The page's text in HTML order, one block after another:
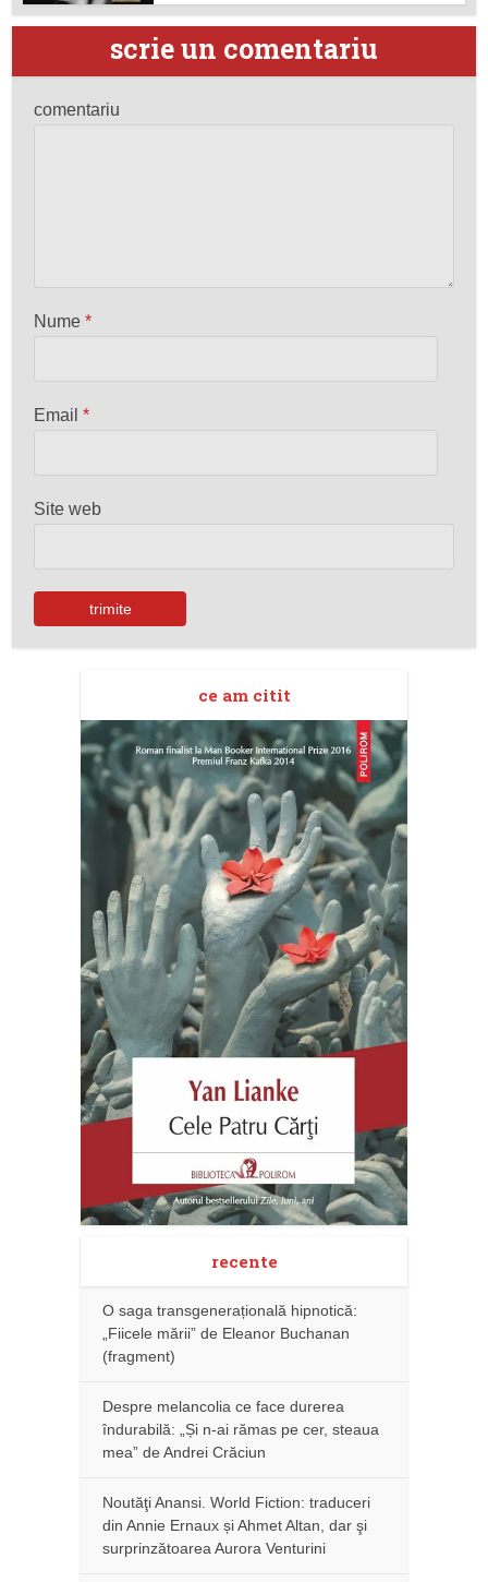
scrie un comentariu
comentariu
Nume*
Email*
Site web
ce am citit
recente
O saga transgenerațională hipnotică:
„Fiicele mării” de Eleanor Buchanan
(fragment)
Despre melancolia ce face durerea
îndurabilă: „Și n-ai rămas pe cer, steaua
mea” de Andrei Crăciun
Noutăţi Anansi. World Fiction: traduceri
din Annie Ernaux și Ahmet Altan, dar şi
surprinzătoarea Aurora Venturini